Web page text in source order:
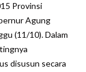
Provinsi
Agung
(11/10). Dalam
disusun secara